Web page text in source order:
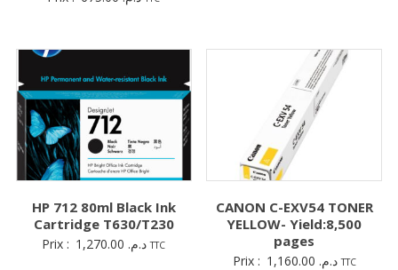
HP 712 80ml Black Ink
Cartridge T630/T230
Prix : د.م. TTC
CANON C-EXV54 TONER
YELLOW- Yield:8,500
pages
Prix : د.م. TTC